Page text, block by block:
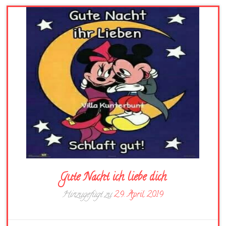
Gute Nacht ich liebe dich
Hinzugefügt zu29. April 2019